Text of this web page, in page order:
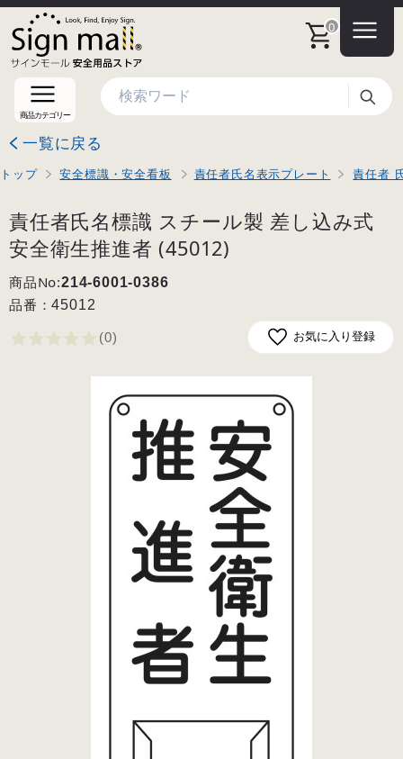
0
商品カテゴリー
検索
一覧に戻る
トップ 安全標識・安全看板 責任者氏名表示プレート 責任者
責任者氏名標識 スチール製 差し込み式
安全衛生推進者 (45012)
商品No:214-6001-0386
品番：45012
(0) お気に入り登録